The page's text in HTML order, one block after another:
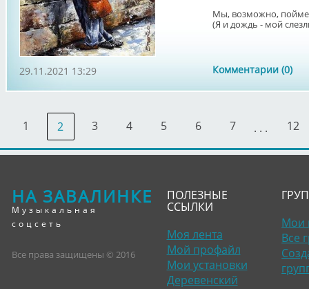
Мы, возможно,
(Я и дождь - мой
Комментарии (0)
29.11.2021 13:29
1 2 3 4 5 6 7 . . . 12
НА ЗАВАЛИНКЕ
Музыкальная
соцсеть
Все права защищены © 2016
ПОЛЕЗНЫЕ
ССЫЛКИ
Моя лента
Мой профайл
Мои установки
Деревенский
Мои
Все